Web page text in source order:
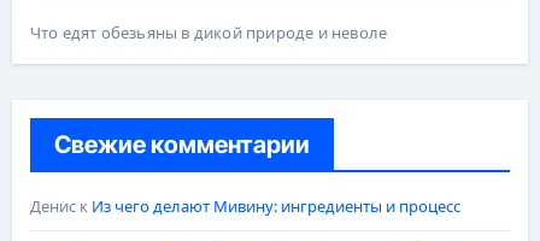
Что едят обезьяны в дикой природе и неволе
Свежие комментарии
Дениск Из чего делают Мивину: ингредиенты и процесс